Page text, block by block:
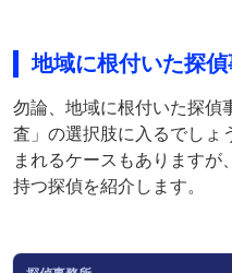
地域に根付いた探
勿論、地域に根付いた探偵
査」の選択肢に入るでしょ
まれるケースもありますが
持つ探偵を紹介します。